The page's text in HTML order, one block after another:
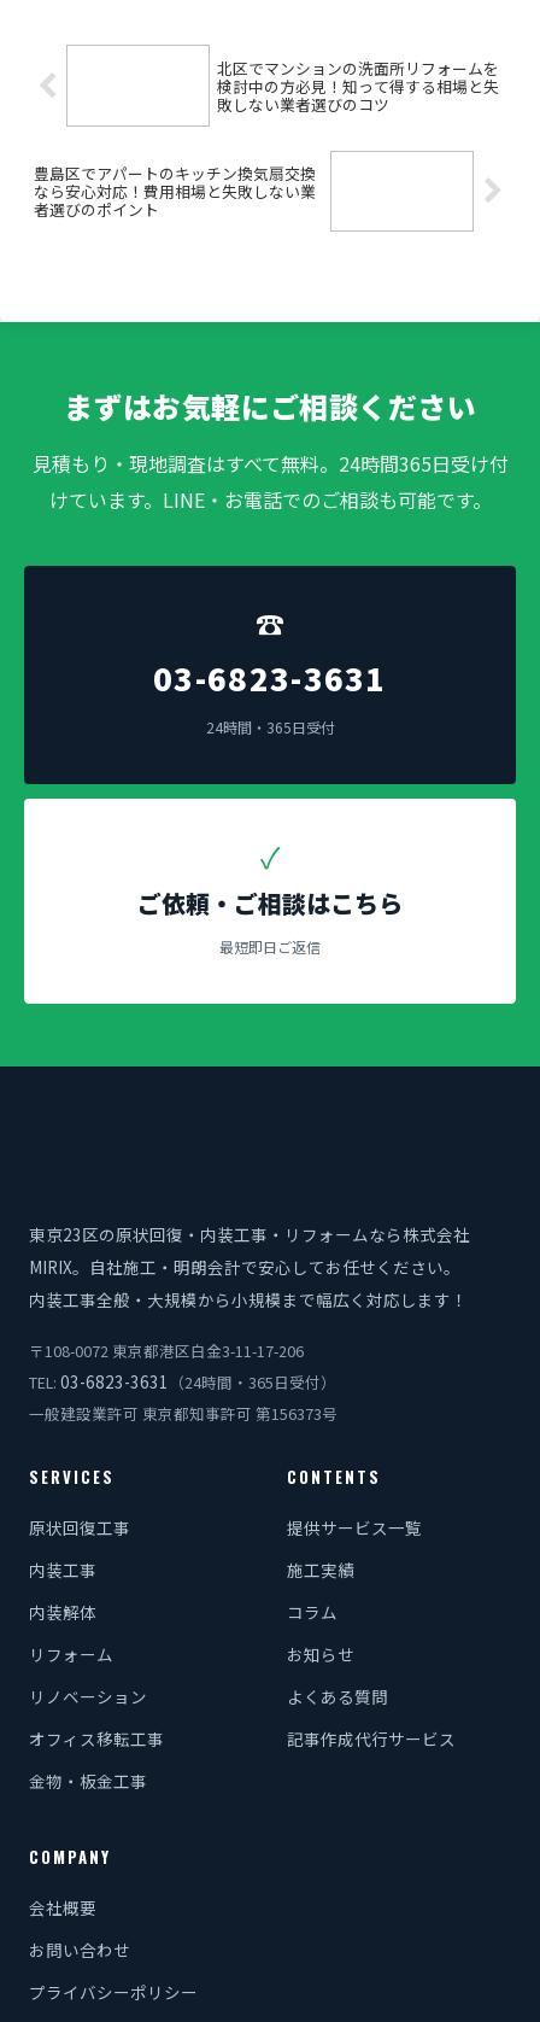
北区でマンションの洗面所リフォームを
検討中の方必見！知って得する相場と失
敗しない業者選びのコツ
豊島区でアパートのキッチン換気扇交換
なら安心対応！費用相場と失敗しない業
者選びのポイント
まずはお気軽にご相談ください
見積もり・現地調査はすべて無料。24時間365日受け付
けています。LINE・お電話でのご相談も可能です。
☎
03-6823-3631
24時間・365日受付
✓
ご依頼・ご相談はこちら
最短即日ご返信
東京23区の原状回復・内装工事・リフォームなら株式会社
MIRIX。自社施工・明朗会計で安心してお任せください。
内装工事全般・大規模から小規模まで幅広く対応します！
〒108-0072 東京都港区白金3-11-17-206
TEL: 03-6823-3631 （24時間・365日受付）
一般建設業許可 東京都知事許可 第156373号
SERVICES
原状回復工事
内装工事
内装解体
リフォーム
リノベーション
オフィス移転工事
金物・板金工事
CONTENTS
提供サービス一覧
施工実績
コラム
お知らせ
よくある質問
記事作成代行サービス
COMPANY
会社概要
お問い合わせ
プライバシーポリシー